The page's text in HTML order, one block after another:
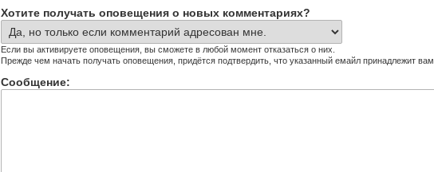
Хотите получать оповещения о новых комментариях?
Если вы активируете оповещения, вы сможете в любой момент отказаться о них.
Прежде чем начать получать оповещения, придётся подтвердить, что указанный емайл принадлежит вам.
Сообщение: